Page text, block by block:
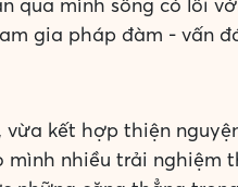
qua mình sống có lỗi
gia pháp đàm - vấn
kết hợp thiện
mình nhiều trải nghiệm